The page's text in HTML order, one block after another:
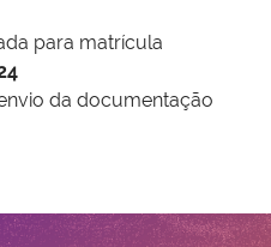
para matrícula
da documentação